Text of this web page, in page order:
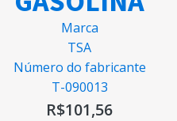
Marca
TSA
Número do fabricante
T-090013
R$101,56